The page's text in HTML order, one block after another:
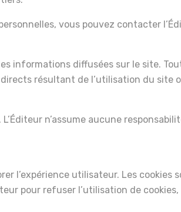
vous pouvez contacter
informations diffusées sur le site.
résultant de l’utilisation du site
n’assume aucune
l’expérience utilisateur. Les
pour refuser l’utilisation de